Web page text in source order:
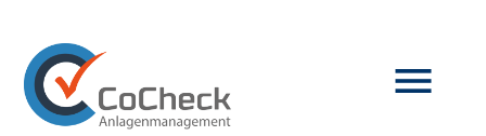
menu